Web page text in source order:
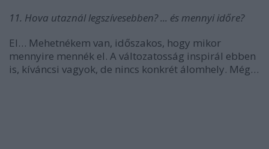
11. Hova utaznál legszívesebben? ... és mennyi időre?
El… Mehetnékem van, időszakos, hogy mikor
mennyire mennék el. A változatosság inspirál ebben
is, kíváncsi vagyok, de nincs konkrét álomhely. Még…